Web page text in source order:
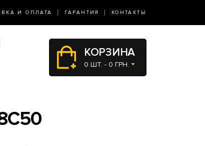
И ОПЛАТА ГАРАНТИЯ КОНТАКТЫ
КОРЗИНА
0 ШТ. - 0 ГРН.